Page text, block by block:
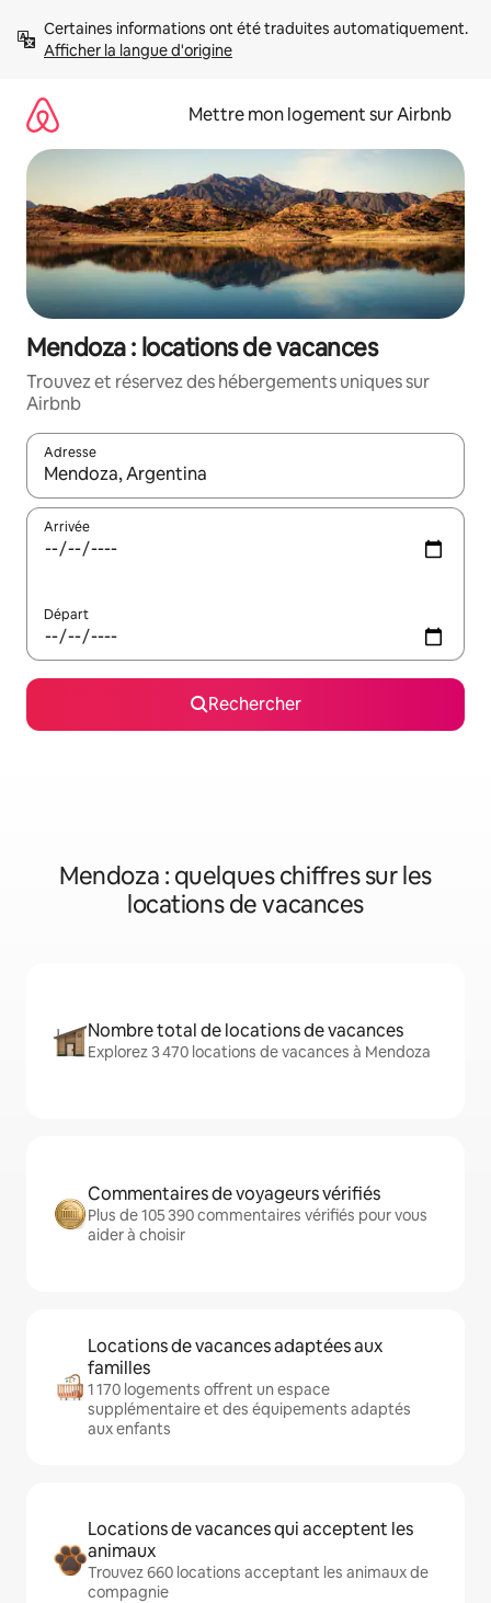
directement
Afficher la langue d'origine
Mettre mon logement sur Airbnb
Mendoza : locations de vacances
Trouvez et réservez des hébergements uniques sur
Airbnb
Adresse
Lorsque les résultats s'affichent, utilisez les flèches vers le
Arrivée
Départ
Rechercher
Mendoza : quelques chiffres sur les
locations de vacances
Nombre total de locations de vacances
Explorez 3 470 locations de vacances à Mendoza
Commentaires de voyageurs vérifiés
Plus de 105 390 commentaires vérifiés pour vous
aider à choisir
Locations de vacances adaptées aux
familles
1 170 logements offrent un espace
supplémentaire et des équipements adaptés
aux enfants
Locations de vacances qui acceptent les
animaux
Trouvez 660 locations acceptant les animaux de
compagnie